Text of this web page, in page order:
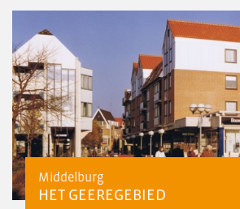
Middelburg
HET GEEREGEBIED